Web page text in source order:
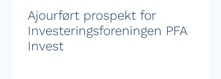
Ajourført prospekt for
Investeringsforeningen PFA
Invest